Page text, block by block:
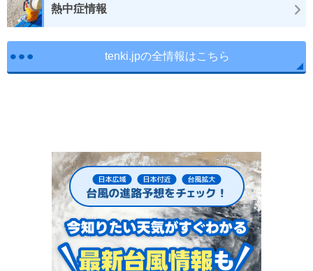
熱中症情報
tenki.jpの全情報はこちら